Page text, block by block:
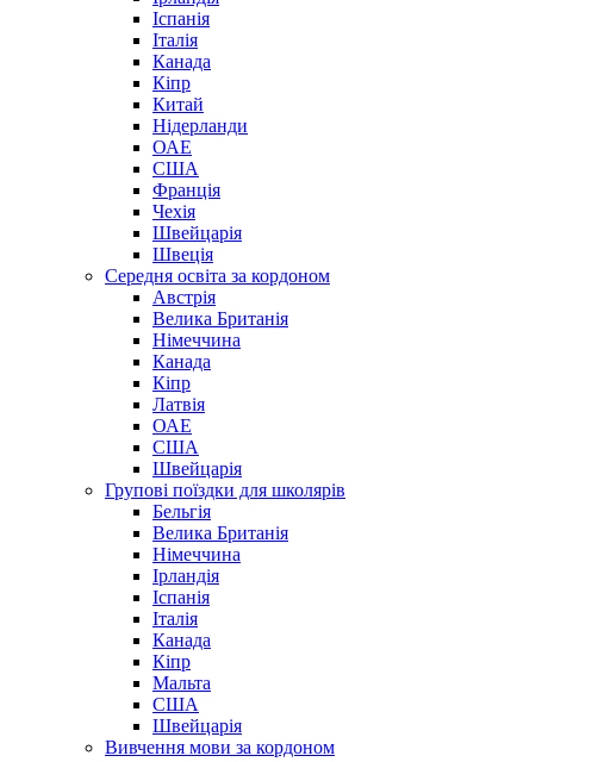
Іспанія
Італія
Канада
Кіпр
Китай
Нідерланди
ОАЕ
США
Франція
Чехія
Швейцарія
Швеція
Середня освіта за кордоном
Австрія
Велика Британія
Німеччина
Канада
Кіпр
Латвія
ОАЕ
США
Швейцарія
Групові поїздки для школярів
Бельгія
Велика Британія
Німеччина
Ірландія
Іспанія
Італія
Канада
Кіпр
Мальта
США
Швейцарія
Вивчення мови за кордоном